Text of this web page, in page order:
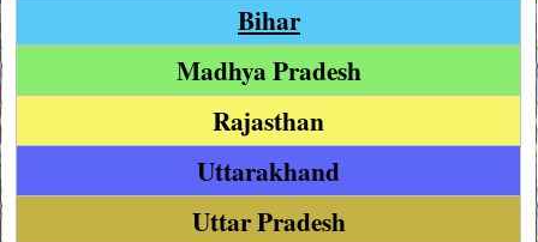
Bihar
Madhya Pradesh
Rajasthan
Uttarakhand
Uttar Pradesh